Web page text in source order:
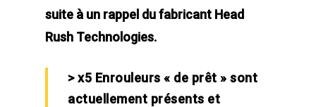
suite à un rappel du fabricant Head
Rush Technologies.
> x5 Enrouleurs « de prêt » sont
actuellement présents et